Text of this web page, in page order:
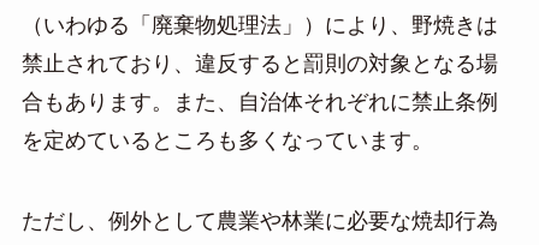
（いわゆる「廃棄物処理法」）により、野焼きは
禁止されており、違反すると罰則の対象となる場
合もあります。また、自治体それぞれに禁止条例
を定めているところも多くなっています。
ただし、例外として農業や林業に必要な焼却行為